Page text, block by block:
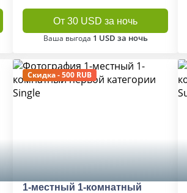
От 30 USD за ночь
Ваша выгода 1 USD за ночь
Скидка - 500 RUB
1-местный 1-комнатный